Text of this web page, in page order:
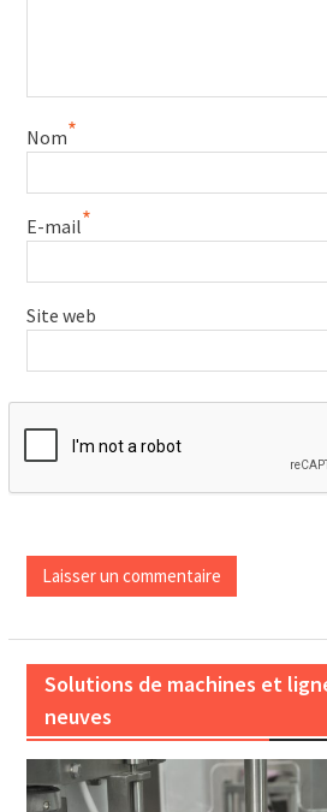
Nom*
E-mail*
Site web
Solutions de machines et
neuves